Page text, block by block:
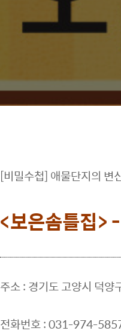
[비밀수첩] 애물단지의 변
<보은솜틀집>
주소 : 경기도 고양시 덕
전화번호 : 031-974-